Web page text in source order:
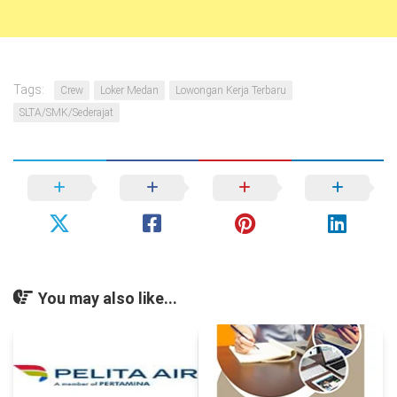
Tags: Crew Loker Medan
Lowongan Kerja Terbaru
SLTA/SMK/Sederajat
You may also like...